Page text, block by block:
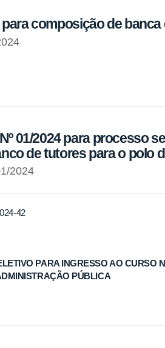
composição de
01/2024 para processo
de tutores para o polo
2024
42
PARA INGRESSO AO CURSO
PÚBLICA